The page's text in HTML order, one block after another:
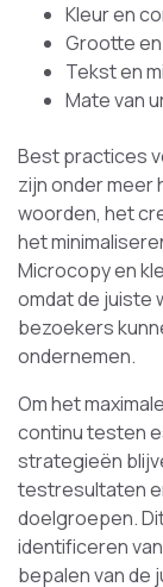
Kleur en
Grootte
Tekst en
Mate van
Best practices
zijn onder meer
woorden, het
het
Microcopy en
omdat de juiste
bezoekers
ondernemen.
Om het
continu testen
strategieën
testresultaten
doelgroepen.
identificeren
bepalen van de